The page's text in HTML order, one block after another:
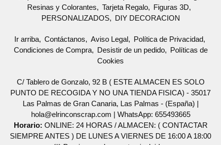
Resinas y Colorantes
Tarjeta Regalo
Figuras 3D
PERSONALIZADOS
DIY DECORACION
Ir arriba Contáctanos Aviso Legal
Política de Privacidad
Condiciones de Compra
Desistir de un pedido
Políticas de
Cookies
C/ Tablero de Gonzalo, 92 B ( ESTE ALMACEN ES SOLO
PUNTO DE RECOGIDA Y NO UNA TIENDA FISICA) - 35017
Las Palmas de Gran Canaria, Las Palmas - (España) |
hola@elrinconscrap.com | WhatsApp: 655493665
Horario: ONLINE: 24 HORAS / ALMACEN: ( CONTACTAR
SIEMPRE ANTES ) DE LUNES A VIERNES DE 16:00 A 18:00